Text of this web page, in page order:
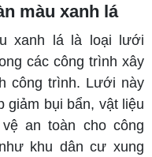
màu xanh lá
xanh lá là loại lưới
các công trình xây
công trình. Lưới này
giảm bụi bẩn, vật liệu
an toàn cho công
khu dân cư xung